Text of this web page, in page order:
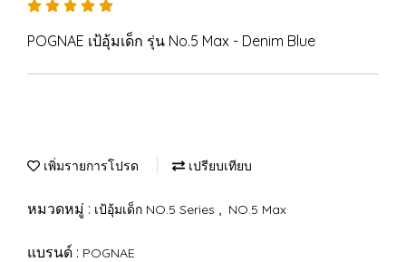
POGNAE เป้อุ้มเด็ก รุ่น No.5 Max - Denim Blue
เพิ่มรายการโปรด เปรียบเทียบ
หมวดหมู่ : เป้อุ้มเด็ก NO.5 Series , NO.5 Max
แบรนด์ : POGNAE